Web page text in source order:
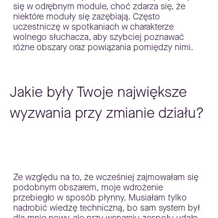
się w odrębnym module, choć zdarza się, że
niektóre moduły się zazębiają. Często
uczestniczę w spotkaniach w charakterze
wolnego słuchacza, aby szybciej poznawać
różne obszary oraz powiązania pomiędzy nimi.
Jakie były Twoje największe
wyzwania przy zmianie działu?
Ze względu na to, że wcześniej zajmowałam się
podobnym obszarem, moje wdrożenie
przebiegło w sposób płynny. Musiałam tylko
nadrobić wiedzę techniczną, bo sam system był